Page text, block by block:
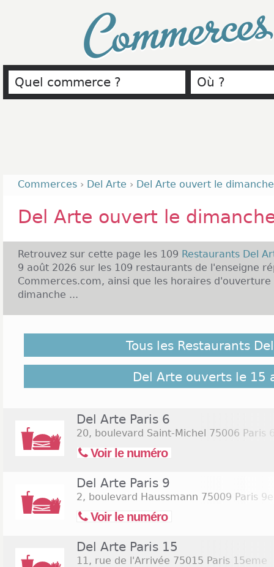
Commerces › Del Arte › Del Arte ouvert le dimanche
Del Arte ouvert le
Retrouvez sur cette page les 109 Restaurants Del
9 août 2026 sur les 109 restaurants de l'enseigne
Commerces.com, ainsi que les horaires d'ouverture
dimanche ...
Del Arte, ou Pizza Del Arte est une chaîne
proposant de nombreuses spécialités italiennes,
pastas et des dolce. L'enseigne Del Arte a été
compte plus de 90 restaurants répartis sur
de 18h30 à 22h, voire 23h ou encore plus tard les
restaurants sont ouverts tous les jours de la
ouverts le dimanche avec les mêmes horaires
suivant pour rechercher lesrestaurants Del Arte
Tous les Restaurants
Del Arte ouverts le 15
Del Arte Paris 6
20, boulevard Saint-Michel 75006 Paris
Voir le numéro
Del Arte Paris 9
2, boulevard Haussmann 75009 Paris
Voir le numéro
Del Arte Paris 15
11, rue de l'Arrivée 75015 Paris 15eme